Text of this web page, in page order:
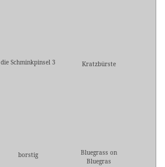
die Schminkpinsel 3 Kratzbürste
borstig
Bluegrass on
Bluegras